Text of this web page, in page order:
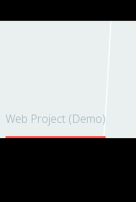
Web Project (Demo)